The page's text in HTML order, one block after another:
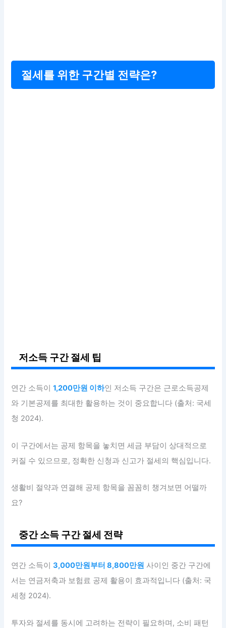
절세를 위한 구간별 전략은?
저소득 구간 절세 팁
연간 소득이1,200만원 이하인 저소득 구간은 근로소득공제
와 기본공제를 최대한 활용하는 것이 중요합니다 (출처: 국세
청 2024).
이 구간에서는 공제 항목을 놓치면 세금 부담이 상대적으로
커질 수 있으므로, 정확한 신청과 신고가 절세의 핵심입니다.
생활비 절약과 연결해 공제 항목을 꼼꼼히 챙겨보면 어떨까
요?
중간 소득 구간 절세 전략
연간 소득이3,000만원부터 8,800만원 사이인 중간 구간에
서는 연금저축과 보험료 공제 활용이 효과적입니다 (출처: 국
세청 2024).
투자와 절세를 동시에 고려하는 전략이 필요하며, 소비 패턴